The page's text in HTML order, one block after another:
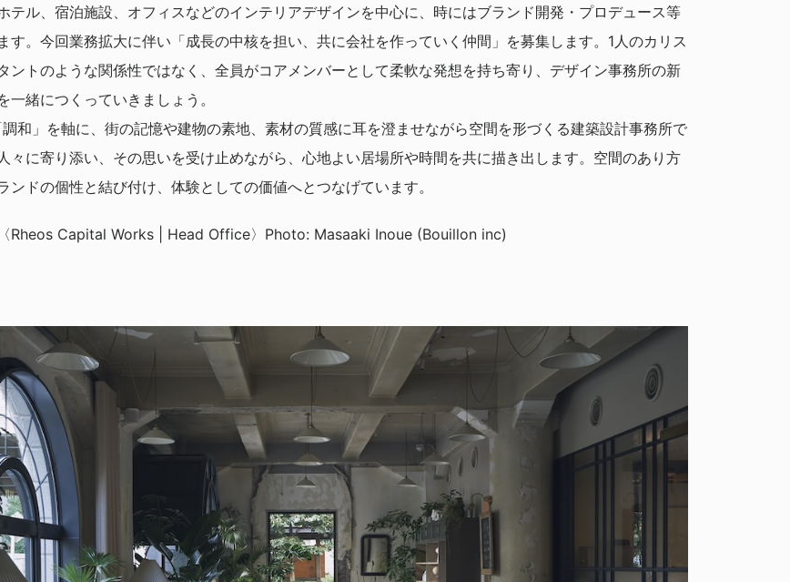
テル、宿泊施設、オフィスなどのインテリアデザインを中心に、時にはブランド開発・プロデュース等
す。今回業務拡大に伴い「成長の中核を担い、共に会社を作っていく仲間」を募集します。1人のカリス
ントのような関係性ではなく、全員がコアメンバーとして柔軟な発想を持ち寄り、デザイン事務所の新
一緒につくっていきましょう。
和」を軸に、街の記憶や建物の素地、素材の質感に耳を澄ませながら空間を形づくる建築設計事務所で
々に寄り添い、その思いを受け止めながら、心地よい居場所や時間を共に描き出します。空間のあり方
ンドの個性と結び付け、体験としての価値へとつなげています。
Rheos Capital Works | Head Office〉Photo: Masaaki Inoue (Bouillon inc)